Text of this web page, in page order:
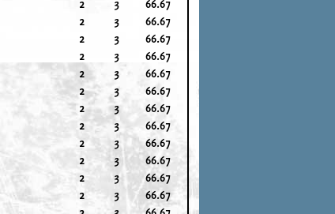
2 3
66.67
2 3
66.67
2 3
66.67
2 3
66.67
2 3
66.67
2 3
66.67
2 3
66.67
2 3
66.67
2 3
66.67
2 3
66.67
2 3
66.67
2 3
66.67